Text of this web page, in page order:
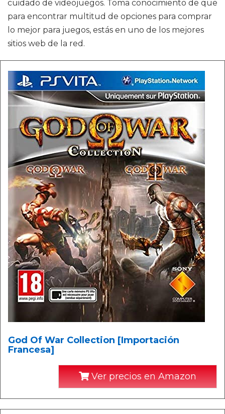
cuidado de videojuegos. Toma conocimiento de que
para encontrar multitud de opciones para comprar
lo mejor para juegos, estás en uno de los mejores
sitios web de la red.
God Of War Collection [Importación
Francesa]
Ver precios en Amazon